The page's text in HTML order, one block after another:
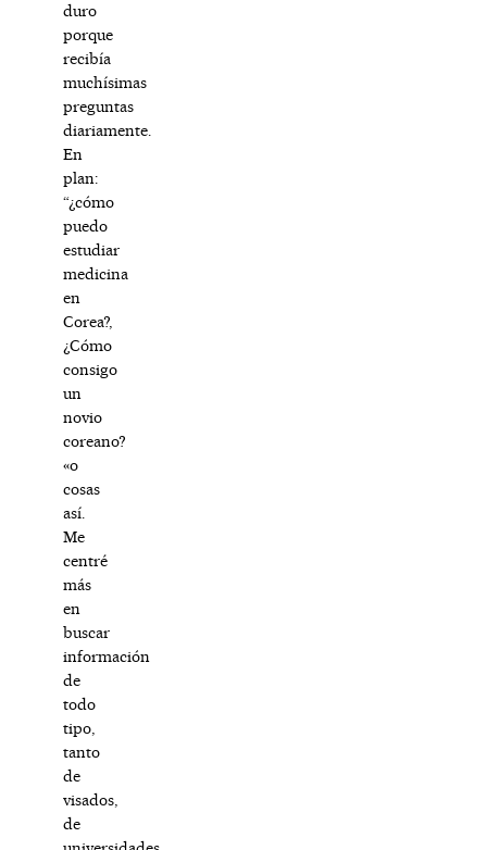
duro
porque
recibía
muchísimas
preguntas
diariamente.
En
plan:
“¿cómo
puedo
estudiar
medicina
en
Corea?,
¿Cómo
consigo
un
novio
coreano?
«o
cosas
así.
Me
centré
más
en
buscar
información
de
todo
tipo,
tanto
de
visados,
de